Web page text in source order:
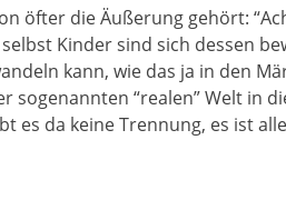
öfter die Äußerung gehört:
Kinder sind sich dessen
kann, wie das ja in den
“realen” Welt in
es da keine Trennung, es ist